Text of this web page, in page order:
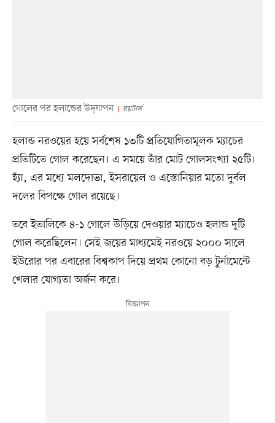
গোলের পর হলান্ডের উদ্‌যাপন রয়টার্স
হলান্ড নরওয়ের হয়ে সর্বশেষ ১৩টি প্রতিযোগিতামূলক ম্যাচের
প্রতিটিতে গোল করেছেন। এ সময়ে তাঁর মোট গোলসংখ্যা ২৫টি।
হ্যাঁ, এর মধ্যে মলদোভা, ইসরায়েল ও এস্তোনিয়ার মতো দুর্বল
দলের বিপক্ষে গোল রয়েছে।
তবে ইতালিকে ৪-১ গোলে উড়িয়ে দেওয়ার ম্যাচেও হলান্ড দুটি
গোল করেছিলেন। সেই জয়ের মাধ্যমেই নরওয়ে ২০০০ সালে
ইউরোর পর এবারের বিশ্বকাপ দিয়ে প্রথম কোনো বড় টুর্নামেন্টে
খেলার যোগ্যতা অর্জন করে।